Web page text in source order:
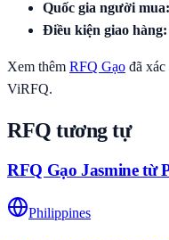
Quốc gia người mua:
Điều kiện giao hàng:
Xem thêm RFQ Gạo đã
ViRFQ.
RFQ tương tự
RFQ Gạo Jasmine từ
Philippines